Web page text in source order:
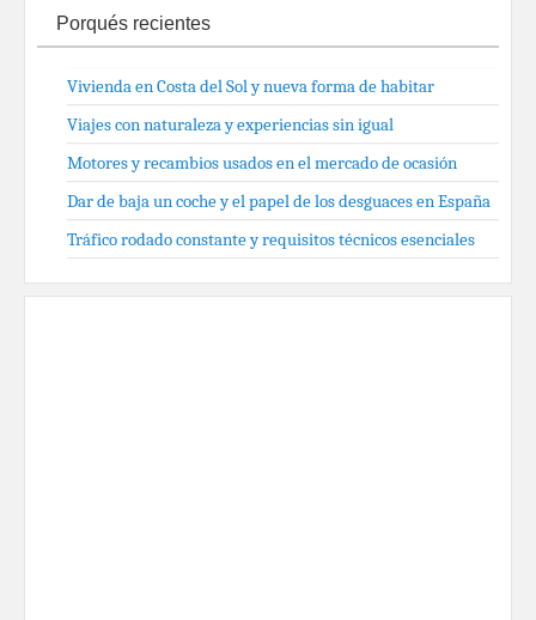
Porqués recientes
Vivienda en Costa del Sol y nueva forma de habitar
Viajes con naturaleza y experiencias sin igual
Motores y recambios usados en el mercado de ocasión
Dar de baja un coche y el papel de los desguaces en España
Tráfico rodado constante y requisitos técnicos esenciales